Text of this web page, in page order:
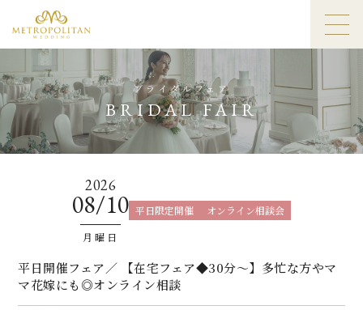
ブライダルフェア
BRIDAL FAIR
2026
08/10
月曜日
平日限定開催 オンライン相談会
平日開催フェア／ 【在宅フェア◆30分〜】多忙な方やマ
マ花嫁にも◎オンライン相談